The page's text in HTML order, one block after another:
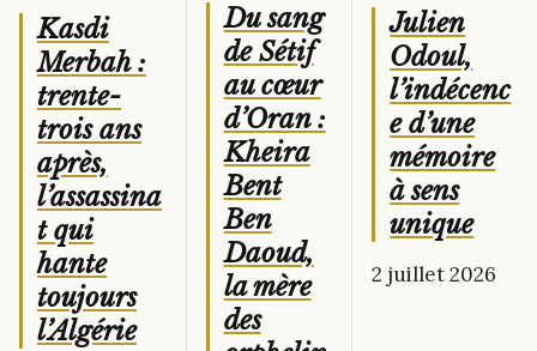
Kasdi
Merbah :
trente-
trois ans
après,
l’assassina
t qui
hante
toujours
l’Algérie
Du sang
de Sétif
au cœur
d’Oran :
Kheira
Bent
Ben
Daoud,
la mère
des
Julien
Odoul,
l’indécenc
e d’une
mémoire
à sens
unique
2 juillet 2026